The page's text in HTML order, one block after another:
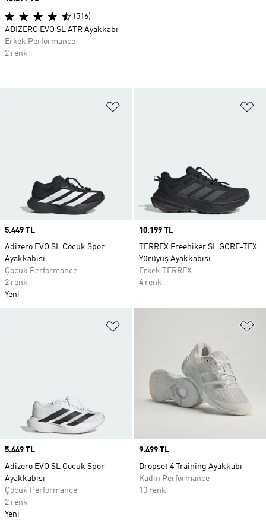
Price
5.449 TL
Adizero EVO SL Çocuk Spor
Ayakkabısı
Çocuk Performance
2 renk
Yeni
Price
10.199 TL
TERREX Freehiker SL GORE-TEX
Yürüyüş Ayakkabısı
Erkek TERREX
4 renk
Price
5.449 TL
Adizero EVO SL Çocuk Spor
Ayakkabısı
Çocuk Performance
2 renk
Yeni
Price
9.499 TL
Dropset 4 Training Ayakkabı
Kadın Performance
10 renk
(516)
ADIZERO EVO SL ATR Ayakkabı
Erkek Performance
2 renk